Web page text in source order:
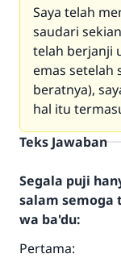
Saya telah
saudari
telah berjanji
emas setelah
beratnya),
hal itu
Teks Jawaban
Segala puji
salam semoga
wa ba'du:
Pertama: